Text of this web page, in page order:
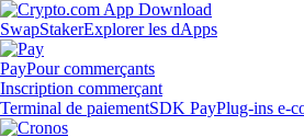
SwapStakerExplorer les dApps
PayPour commerçants
Inscription commerçant
Terminal de paiementSDK PayPlug-ins e-